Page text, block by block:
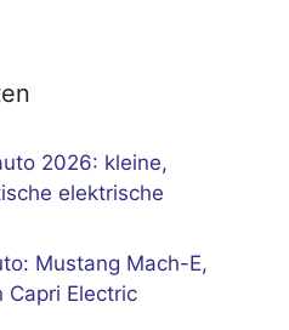
2026: kleine,
elektrische
Mustang Mach-E,
Capri Electric